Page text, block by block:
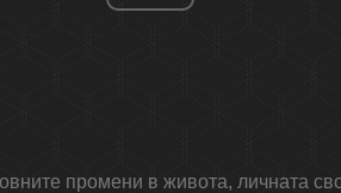
промени в живота, личната